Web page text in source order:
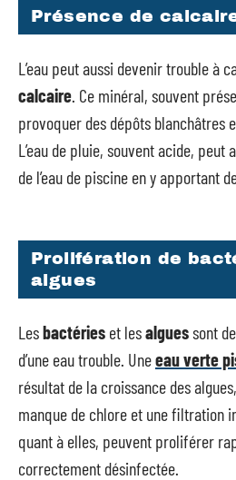
Présence de
L’eau peut aussi devenir trouble à
calcaire. Ce minéral, souvent
provoquer des dépôts blanchâtres
L’eau de pluie, souvent acide, peut
de l’eau de piscine en y apportant
Prolifération de
algues
Lesbactéries et lesalguessont
d’une eau trouble. Uneeau verte
résultat de la croissance des
manque de chlore et une filtration
quant à elles, peuvent proliférer
correctement désinfectée.